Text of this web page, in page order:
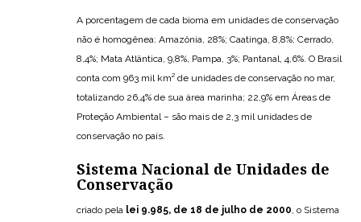
A porcentagem de cada bioma em unidades de conservação
não é homogênea: Amazônia, 28%; Caatinga, 8,8%; Cerrado,
8,4%; Mata Atlântica, 9,8%, Pampa, 3%; Pantanal, 4,6%. O Brasil
conta com 963 mil km² de unidades de conservação no mar,
totalizando 26,4% de sua área marinha; 22,9% em Áreas de
Proteção Ambiental – são mais de 2,3 mil unidades de
conservação no país.
Sistema Nacional de Unidades de
Conservação
criado pela lei 9.985, de 18 de julho de 2000, o Sistema